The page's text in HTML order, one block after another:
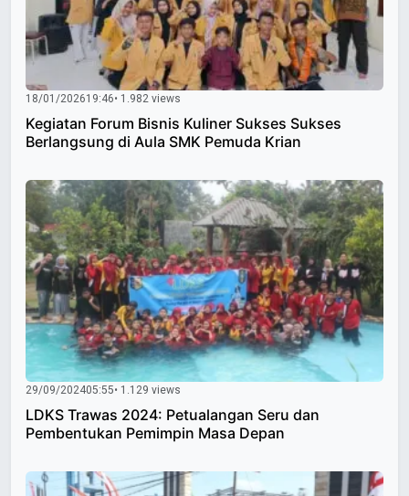
18/01/202619:46• 1.982 views
Kegiatan Forum Bisnis Kuliner Sukses Sukses
Berlangsung di Aula SMK Pemuda Krian
29/09/202405:55• 1.129 views
LDKS Trawas 2024: Petualangan Seru dan
Pembentukan Pemimpin Masa Depan